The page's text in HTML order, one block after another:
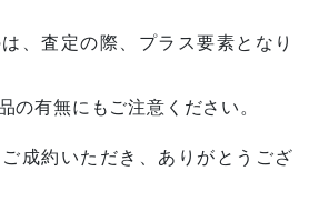
、査定の際、プラス要素となり
の有無にもご注意ください。
成約いただき、ありがとうござ